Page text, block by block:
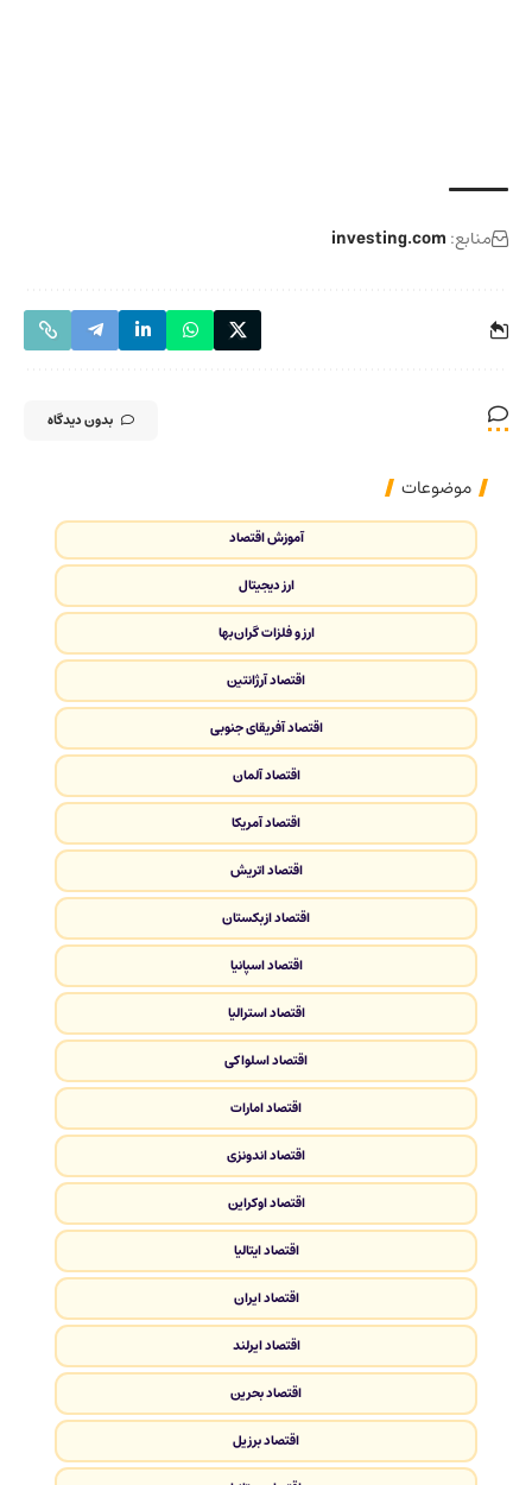
منابع: investing.com
بدون دیدگاه
موضوعات
آموزش اقتصاد
ارز دیجیتال
ارز و فلزات گران‌بها
اقتصاد آرژانتین
اقتصاد آفریقای جنوبی
اقتصاد آلمان
اقتصاد آمریکا
اقتصاد اتریش
اقتصاد ازبکستان
اقتصاد اسپانیا
اقتصاد استرالیا
اقتصاد اسلواکی
اقتصاد امارات
اقتصاد اندونزی
اقتصاد اوکراین
اقتصاد ایتالیا
اقتصاد ایران
اقتصاد ایرلند
اقتصاد بحرین
اقتصاد برزیل